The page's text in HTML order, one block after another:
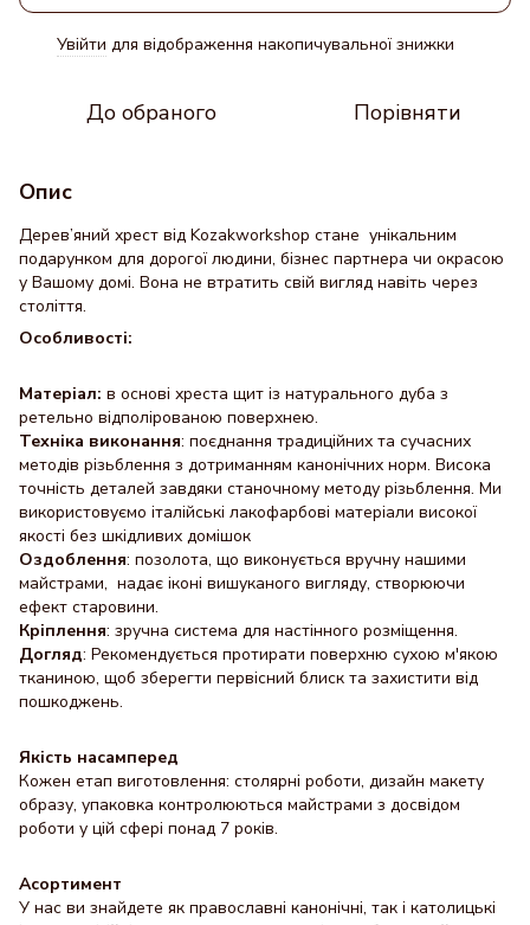
Увійти для відображення накопичувальної знижки
До обраного Порівняти
Опис
Дерев’яний хрест від Kozakworkshop стане унікальним
подарунком для дорогої людини, бізнес партнера чи окрасою
у Вашому домі. Вона не втратить свій вигляд навіть через
століття.
Особливості:
Матеріал: в основі хреста щит із натурального дуба з
ретельно відполірованою поверхнею.
Техніка виконання: поєднання традиційних та сучасних
методів різьблення з дотриманням канонічних норм. Висока
точність деталей завдяки станочному методу різьблення. Ми
використовуємо італійські лакофарбові матеріали високої
якості без шкідливих домішок
Оздоблення: позолота, що виконується вручну нашими
майстрами, надає іконі вишуканого вигляду, створюючи
ефект старовини.
Кріплення: зручна система для настінного розміщення.
Догляд: Рекомендується протирати поверхню сухою м'якою
тканиною, щоб зберегти первісний блиск та захистити від
пошкоджень.
Якість насамперед
Кожен етап виготовлення: столярні роботи, дизайн макету
образу, упаковка контролюються майстрами з досвідом
роботи у цій сфері понад 7 років.
Асортимент
У нас ви знайдете як православні канонічні, так і католицькі